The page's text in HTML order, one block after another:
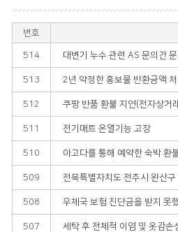
번호
514 대변기 누수 관련 AS 문의간
513 2년 약정한 홍보물 반환금액
512 쿠팡 반품 환불 지연(전자상거
511 전기매트 온열기능 고장
510 아고다를 통해 예약한 숙박 환
509 전북특별자치도 전주시 완산
508 우체국 보험 진단금을 받지 못
507 세탁 후 전체적 이염 및 옷감손